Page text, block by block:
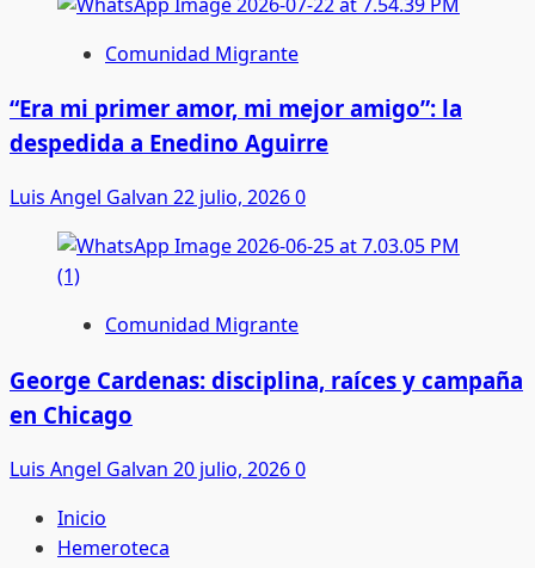
Comunidad Migrante
“Era mi primer amor, mi mejor amigo”: la
despedida a Enedino Aguirre
Luis Angel Galvan 22 julio, 20260
Comunidad Migrante
George Cardenas: disciplina, raíces y campaña
en Chicago
Luis Angel Galvan 20 julio, 20260
Inicio
Hemeroteca